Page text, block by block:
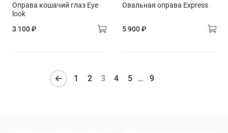
Оправа кошачий глаз Eye
look
3 100 ₽
Овальная оправа Express
5 900 ₽
1 2 3 4 5 … 9